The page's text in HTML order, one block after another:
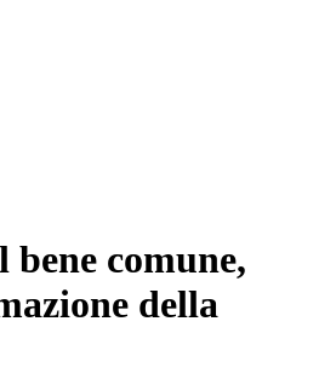
bene comune,
della